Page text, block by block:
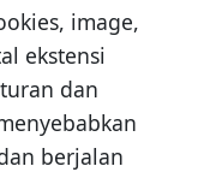
image,
ekstensi
dan
berjalan